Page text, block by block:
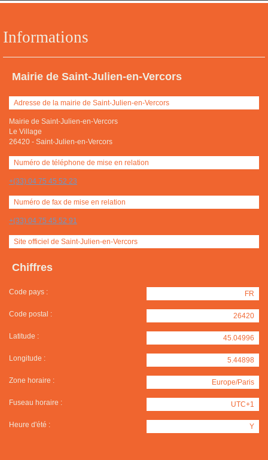
Informations
Mairie de Saint-Julien-en-Vercors
Adresse de la mairie de Saint-Julien-en-Vercors
Mairie de Saint-Julien-en-Vercors
Le Village
26420 - Saint-Julien-en-Vercors
Numéro de téléphone de mise en relation
+(33) 04 75 45 52 23
Numéro de fax de mise en relation
+(33) 04 75 45 52 91
Site officiel de Saint-Julien-en-Vercors
Chiffres
Code pays : FR
Code postal : 26420
Latitude : 45.04996
Longitude : 5.44898
Zone horaire : Europe/Paris
Fuseau horaire : UTC+1
Heure d'été : Y